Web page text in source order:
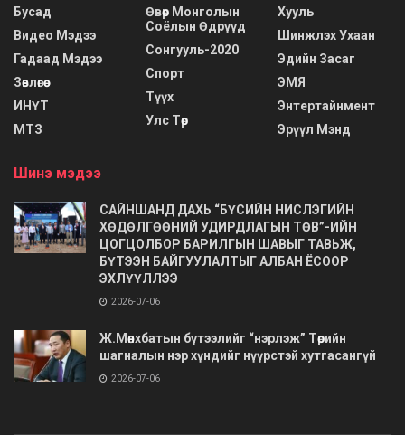
Бусад
Видео Мэдээ
Гадаад Мэдээ
Зөвлөгөө
ИНҮТ
МТЗ
Өвөр Монголын
Соёлын Өдрүүд
Сонгууль-2020
Спорт
Түүх
Улс Төр
Хууль
Шинжлэх Ухаан
Эдийн Засаг
ЭМЯ
Энтертайнмент
Эрүүл Мэнд
Шинэ мэдээ
САЙНШАНД ДАХЬ “БҮСИЙН НИСЛЭГИЙН
ХӨДӨЛГӨӨНИЙ УДИРДЛАГЫН ТӨВ”-ИЙН
ЦОГЦОЛБОР БАРИЛГЫН ШАВЫГ ТАВЬЖ,
БҮТЭЭН БАЙГУУЛАЛТЫГ АЛБАН ЁСООР
ЭХЛҮҮЛЛЭЭ
2026-07-06
Ж.Мөнхбатын бүтээлийг “нэрлэж” Төрийн
шагналын нэр хүндийг нүүрстэй хутгасангүй
2026-07-06